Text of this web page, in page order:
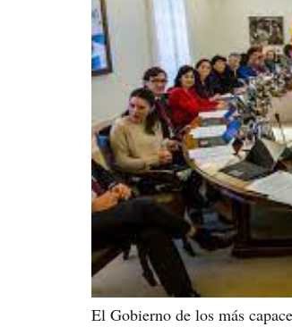
El Gobierno de los más